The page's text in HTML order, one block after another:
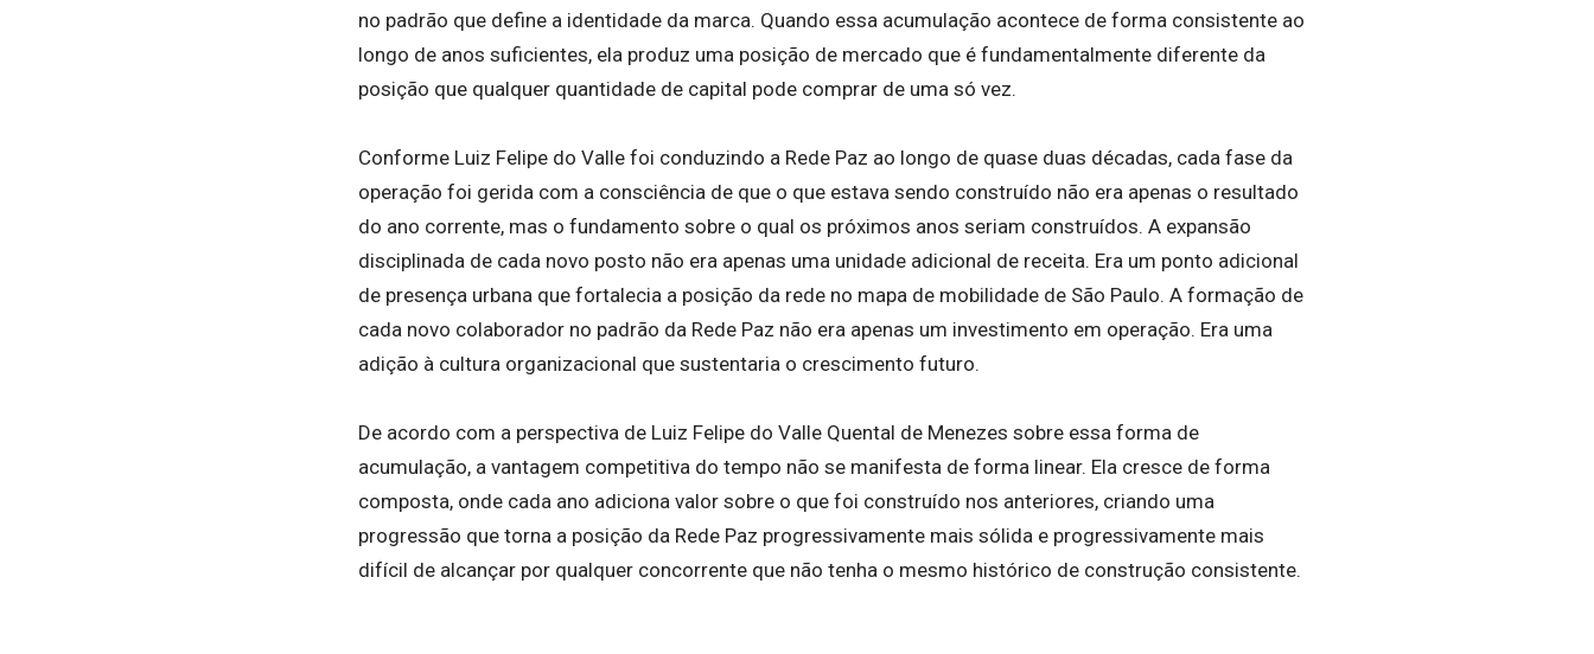
no padrão que define a identidade da marca. Quando essa acumulação acontece de forma consistente ao
longo de anos suficientes, ela produz uma posição de mercado que é fundamentalmente diferente da
posição que qualquer quantidade de capital pode comprar de uma só vez.
Conforme Luiz Felipe do Valle foi conduzindo a Rede Paz ao longo de quase duas décadas, cada fase da
operação foi gerida com a consciência de que o que estava sendo construído não era apenas o resultado
do ano corrente, mas o fundamento sobre o qual os próximos anos seriam construídos. A expansão
disciplinada de cada novo posto não era apenas uma unidade adicional de receita. Era um ponto adicional
de presença urbana que fortalecia a posição da rede no mapa de mobilidade de São Paulo. A formação de
cada novo colaborador no padrão da Rede Paz não era apenas um investimento em operação. Era uma
adição à cultura organizacional que sustentaria o crescimento futuro.
De acordo com a perspectiva de Luiz Felipe do Valle Quental de Menezes sobre essa forma de
acumulação, a vantagem competitiva do tempo não se manifesta de forma linear. Ela cresce de forma
composta, onde cada ano adiciona valor sobre o que foi construído nos anteriores, criando uma
progressão que torna a posição da Rede Paz progressivamente mais sólida e progressivamente mais
difícil de alcançar por qualquer concorrente que não tenha o mesmo histórico de construção consistente.